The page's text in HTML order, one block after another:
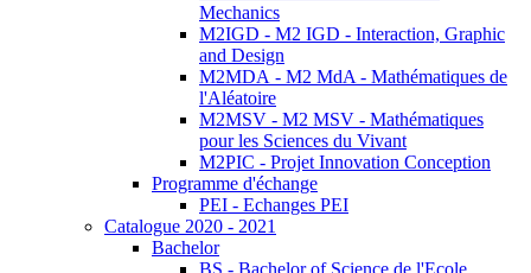
Mechanics
M2IGD - M2 IGD - Interaction, Graphic
and Design
M2MDA - M2 MdA - Mathématiques de
l'Aléatoire
M2MSV - M2 MSV - Mathématiques
pour les Sciences du Vivant
M2PIC - Projet Innovation Conception
Programme d'échange
PEI - Echanges PEI
Catalogue 2020 - 2021
Bachelor
BS - Bachelor of Science de l'Ecole